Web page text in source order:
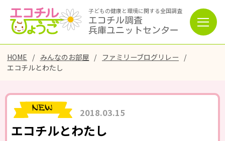
子どもの健康と環境に関する全国調査
エコチル調査
兵庫ユニットセンター
HOME みんなのお部屋
ファミリーブログリレー
エコチルとわたし
2018.03.15
エコチルとわたし